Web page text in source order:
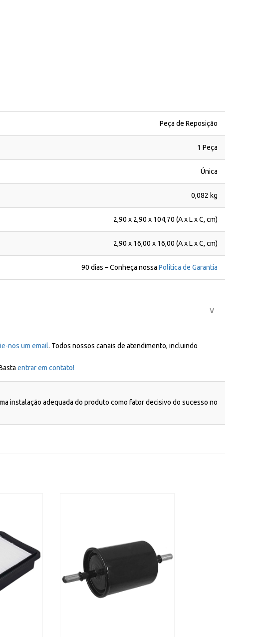
Peça de Reposição
1 Peça
Única
0,082 kg
2,90 x 2,90 x 104,70 (A x L x C, cm)
2,90 x 16,00 x 16,00 (A x L x C, cm)
90 dias – Conheça nossa Política de Garantia
nos um email. Todos nossos canais de atendimento, incluindo
entrar em contato!
instalação adequada do produto como fator decisivo do sucesso no